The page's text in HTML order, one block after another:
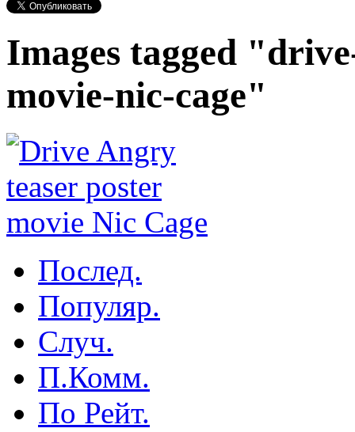
Images tagged
movie-nic-cage"
Послед.
Популяр.
Случ.
П.Комм.
По Рейт.